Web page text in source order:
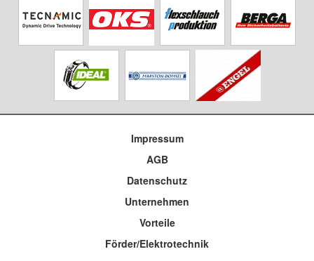
Impressum
AGB
Datenschutz
Unternehmen
Vorteile
Förder/Elektrotechnik